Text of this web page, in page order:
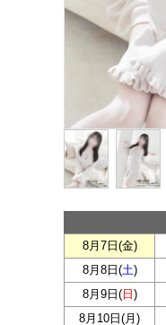
8月7日(金)
8月8日(土)
8月9日(日 )
8月10日( 月 )